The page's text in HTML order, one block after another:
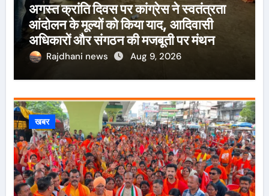
अगस्त क्रांति दिवस पर कांग्रेस ने स्वतंत्रता
आंदोलन के मूल्यों को किया याद, आदिवासी
अधिकारों और संगठन की मजबूती पर मंथन
Rajdhani news Aug 9, 2026
खबर